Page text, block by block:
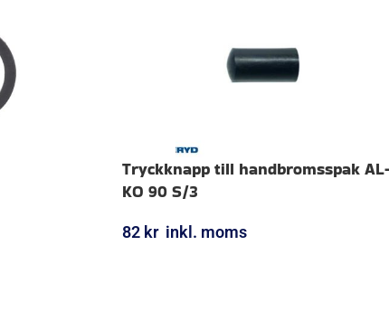
Tryckknapp till handbromsspak
KO 90 S/3
82 kr inkl. moms